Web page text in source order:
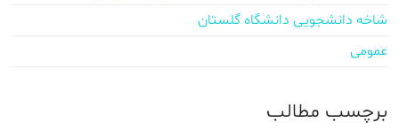
شاخه دانشجویی دانشگاه گلستان
عمومی
برچسب‌ مطالب